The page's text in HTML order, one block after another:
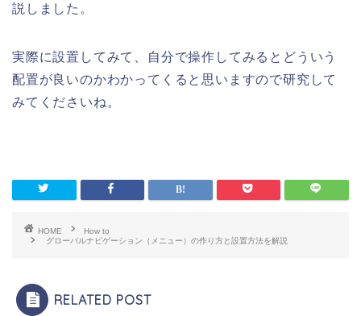
説しました。
実際に設置してみて、自分で操作してみるとどういう
配置が良いのかわかってくると思いますので研究して
みてくださいね。
HOME
How to
グローバルナビゲーション（メニュー）の作り方と設置方法を解説
RELATED POST